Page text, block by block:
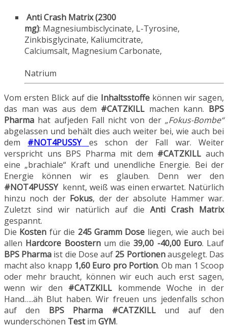
Anti Crash Matrix (2300
mg): Magnesiumbisclycinate, L-Tyrosine,
Zinkbisglycinate, Kaliumcitrate,
Calciumsalt, Magnesium Carbonate,
Natrium
Vom ersten Blick auf die Inhaltsstoffe können wir sagen,
das man was aus dem #CATZKILL machen kann. BPS
Pharma hat aufjeden Fall nicht von der „Fokus-Bombe“
abgelassen und behält dies auch weiter bei, wie auch bei
dem #NOT4PUSSY
es schon der Fall war. Weiter
verspricht uns BPS Pharma mit dem #CATZKILL auch
eine „brachiale“ Kraft und unendliche Energie. Bei der
Energie können wir es glauben. Denn wer den
#NOT4PUSSYkennt, weiß was einen erwartet. Natürlich
hinzu noch der Fokus, der der absolute Hammer war.
Zuletzt sind wir natürlich auf die Anti Crash Matrix
gespannt.
Die Kosten für die 245 Gramm Dose liegen, wie auch bei
allen Hardcore Boosternum die39,00 -40,00 Euro. Lauf
BPS Pharma ist die Dose auf 25 Portionenausgelegt. Das
macht also knapp 1,60 Euro pro Portion. Ob man 1 Scoop
oder mehr braucht, können wir euch auch erst sagen,
wenn wir den #CATZKILL kommende Woche in der
Hand…..äh Blut haben. Wir freuen uns jedenfalls schon
auf den BPS Pharma #CATZKILL und auf den
wunderschönen Testim GYM.